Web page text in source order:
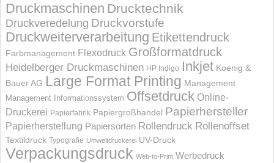
Druckmaschinen Drucktechnik
Druckveredelung Druckvorstufe
Druckweiterverarbeitung Etikettendruck
Farbmanagement Flexodruck Großformatdruck
Heidelberger Druckmaschinen HP Indigo Inkjet Koenig &
Bauer AG Large Format Printing Management
Management Informations­system Offsetdruck Online-
Druckerei Papierfabrik Papiergroßhandel Papierhersteller
Papierherstellung Papiersorten Rollendruck Rollenoffset
Textildruck Typografie Umweltdruckerei UV-Druck
Verpackungsdruck Web-to-Print Werbedruck